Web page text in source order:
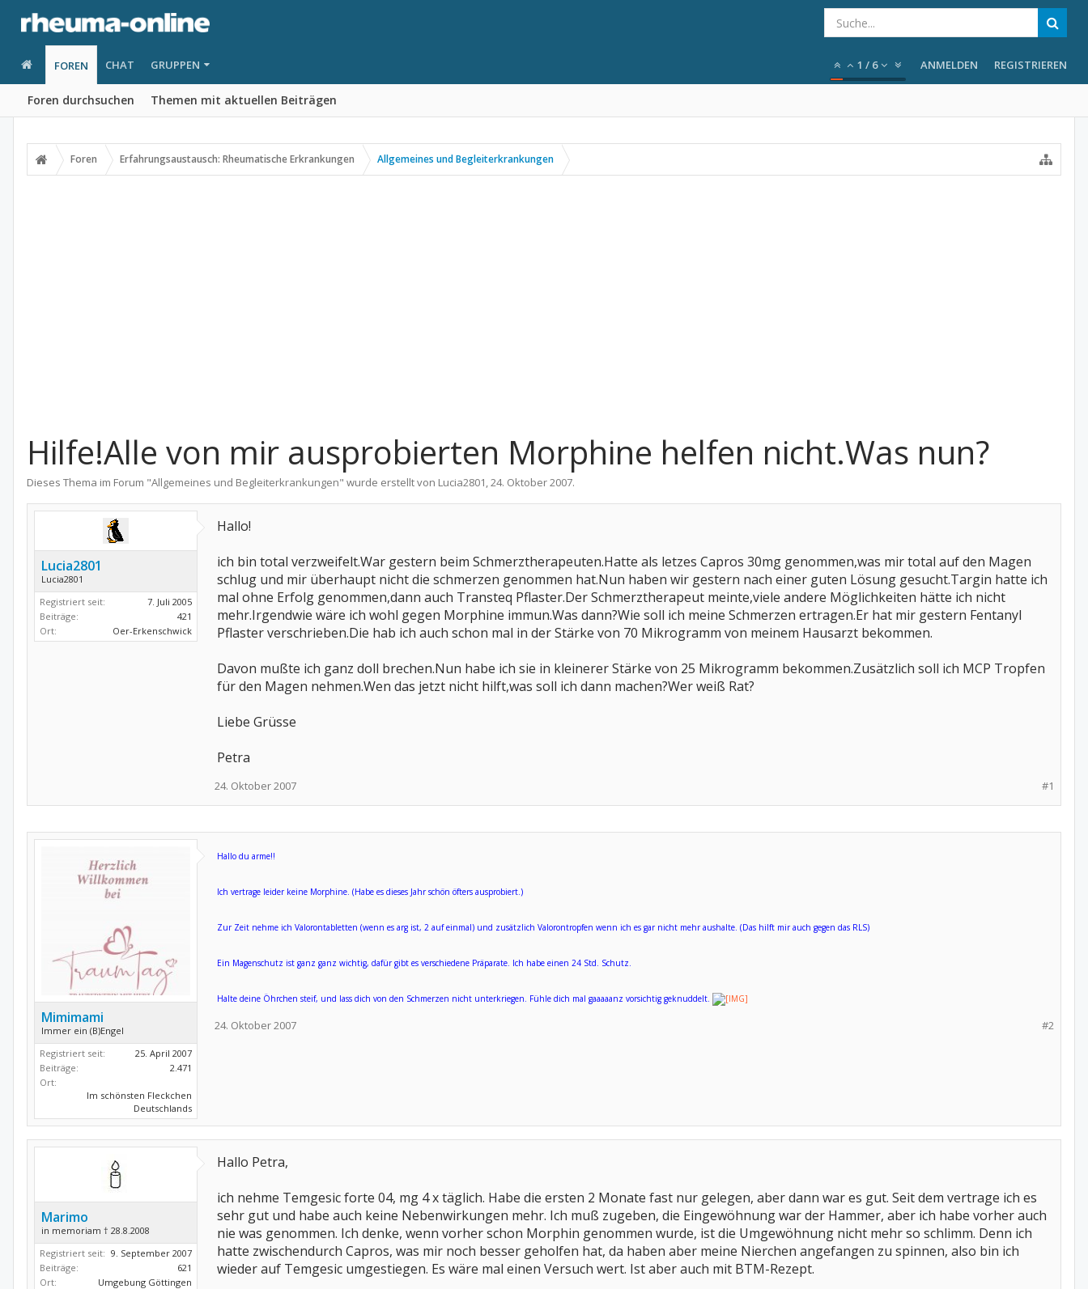
FOREN
Foren durchsuchen Themen mit aktuellen Beiträgen
CHAT GRUPPEN 1 / 6 ANMELDEN REGISTRIEREN
Foren Erfahrungsaustausch: Rheumatische Erkrankungen Allgemeines und Begleiterkrankungen
Hilfe!Alle von mir ausprobierten Morphine helfen nicht.Was nun?
Dieses Thema im Forum "Allgemeines und Begleiterkrankungen" wurde erstellt von Lucia2801,24. Oktober 2007.
Lucia2801
Lucia2801
Registriert seit:
7. Juli 2005
Beiträge:
421
Ort:
Oer-Erkenschwick
Hallo!
ich bin total verzweifelt.War gestern beim Schmerztherapeuten.Hatte als letzes Capros 30mg genommen,was mir total auf den Magen
schlug und mir überhaupt nicht die schmerzen genommen hat.Nun haben wir gestern nach einer guten Lösung gesucht.Targin hatte ich
mal ohne Erfolg genommen,dann auch Transteq Pflaster.Der Schmerztherapeut meinte,viele andere Möglichkeiten hätte ich nicht
mehr.Irgendwie wäre ich wohl gegen Morphine immun.Was dann?Wie soll ich meine Schmerzen ertragen.Er hat mir gestern Fentanyl
Pflaster verschrieben.Die hab ich auch schon mal in der Stärke von 70 Mikrogramm von meinem Hausarzt bekommen.
Davon mußte ich ganz doll brechen.Nun habe ich sie in kleinerer Stärke von 25 Mikrogramm bekommen.Zusätzlich soll ich MCP Tropfen
für den Magen nehmen.Wen das jetzt nicht hilft,was soll ich dann machen?Wer weiß Rat?
Liebe Grüsse
Petra
#1
24. Oktober 2007
Mimimami
Immer ein (B)Engel
Registriert seit:
25. April 2007
Beiträge:
2.471
Ort:
Im schönsten Fleckchen
Deutschlands
Hallo du arme!!
Ich vertrage leider keine Morphine. (Habe es dieses Jahr schön öfters ausprobiert.)
Zur Zeit nehme ich Valorontabletten (wenn es arg ist, 2 auf einmal) und zusätzlich Valorontropfen wenn ich es gar nicht mehr aushalte. (Das hilft mir auch gegen das RLS)
Ein Magenschutz ist ganz ganz wichtig, dafür gibt es verschiedene Präparate. Ich habe einen 24 Std. Schutz.
Halte deine Öhrchen steif, und lass dich von den Schmerzen nicht unterkriegen. Fühle dich mal gaaaaanz vorsichtig geknuddelt.
#2
24. Oktober 2007
Marimo
in memoriam † 28.8.2008
Registriert seit: 9. September 2007
Beiträge:
621
Ort:
Umgebung Göttingen
Hallo Petra,
ich nehme Temgesic forte 04, mg 4 x täglich. Habe die ersten 2 Monate fast nur gelegen, aber dann war es gut. Seit dem vertrage ich es
sehr gut und habe auch keine Nebenwirkungen mehr. Ich muß zugeben, die Eingewöhnung war der Hammer, aber ich habe vorher auch
nie was genommen. Ich denke, wenn vorher schon Morphin genommen wurde, ist die Umgewöhnung nicht mehr so schlimm. Denn ich
hatte zwischendurch Capros, was mir noch besser geholfen hat, da haben aber meine Nierchen angefangen zu spinnen, also bin ich
wieder auf Temgesic umgestiegen. Es wäre mal einen Versuch wert. Ist aber auch mit BTM-Rezept.